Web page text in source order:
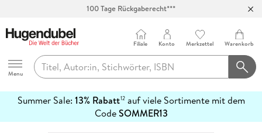
100 Tage Rückgaberecht***
Hugendubel
Menu
Filiale Konto Merkzettel Warenkorb
Summer Sale: 13% Rabatt12auf viele Sortimente mit dem
CodeSOMMER13
erfahren